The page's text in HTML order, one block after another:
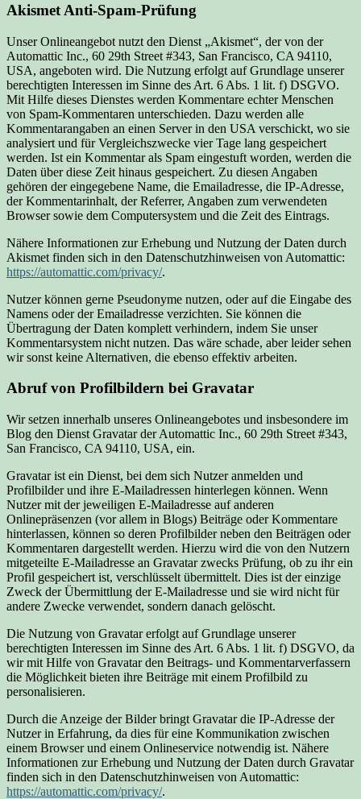
Akismet Anti-Spam-Prüfung
Unser Onlineangebot nutzt den Dienst „Akismet“, der von der
Automattic Inc., 60 29th Street #343, San Francisco, CA 94110,
USA, angeboten wird. Die Nutzung erfolgt auf Grundlage unserer
berechtigten Interessen im Sinne des Art. 6 Abs. 1 lit. f) DSGVO.
Mit Hilfe dieses Dienstes werden Kommentare echter Menschen
von Spam-Kommentaren unterschieden. Dazu werden alle
Kommentarangaben an einen Server in den USA verschickt, wo sie
analysiert und für Vergleichszwecke vier Tage lang gespeichert
werden. Ist ein Kommentar als Spam eingestuft worden, werden die
Daten über diese Zeit hinaus gespeichert. Zu diesen Angaben
gehören der eingegebene Name, die Emailadresse, die IP-Adresse,
der Kommentarinhalt, der Referrer, Angaben zum verwendeten
Browser sowie dem Computersystem und die Zeit des Eintrags.
Nähere Informationen zur Erhebung und Nutzung der Daten durch
Akismet finden sich in den Datenschutzhinweisen von Automattic:
https://automattic.com/privacy/.
Nutzer können gerne Pseudonyme nutzen, oder auf die Eingabe des
Namens oder der Emailadresse verzichten. Sie können die
Übertragung der Daten komplett verhindern, indem Sie unser
Kommentarsystem nicht nutzen. Das wäre schade, aber leider sehen
wir sonst keine Alternativen, die ebenso effektiv arbeiten.
Abruf von Profilbildern bei Gravatar
Wir setzen innerhalb unseres Onlineangebotes und insbesondere im
Blog den Dienst Gravatar der Automattic Inc., 60 29th Street #343,
San Francisco, CA 94110, USA, ein.
Gravatar ist ein Dienst, bei dem sich Nutzer anmelden und
Profilbilder und ihre E-Mailadressen hinterlegen können. Wenn
Nutzer mit der jeweiligen E-Mailadresse auf anderen
Onlinepräsenzen (vor allem in Blogs) Beiträge oder Kommentare
hinterlassen, können so deren Profilbilder neben den Beiträgen oder
Kommentaren dargestellt werden. Hierzu wird die von den Nutzern
mitgeteilte E-Mailadresse an Gravatar zwecks Prüfung, ob zu ihr ein
Profil gespeichert ist, verschlüsselt übermittelt. Dies ist der einzige
Zweck der Übermittlung der E-Mailadresse und sie wird nicht für
andere Zwecke verwendet, sondern danach gelöscht.
Die Nutzung von Gravatar erfolgt auf Grundlage unserer
berechtigten Interessen im Sinne des Art. 6 Abs. 1 lit. f) DSGVO, da
wir mit Hilfe von Gravatar den Beitrags- und Kommentarverfassern
die Möglichkeit bieten ihre Beiträge mit einem Profilbild zu
personalisieren.
Durch die Anzeige der Bilder bringt Gravatar die IP-Adresse der
Nutzer in Erfahrung, da dies für eine Kommunikation zwischen
einem Browser und einem Onlineservice notwendig ist. Nähere
Informationen zur Erhebung und Nutzung der Daten durch Gravatar
finden sich in den Datenschutzhinweisen von Automattic:
https://automattic.com/privacy/.